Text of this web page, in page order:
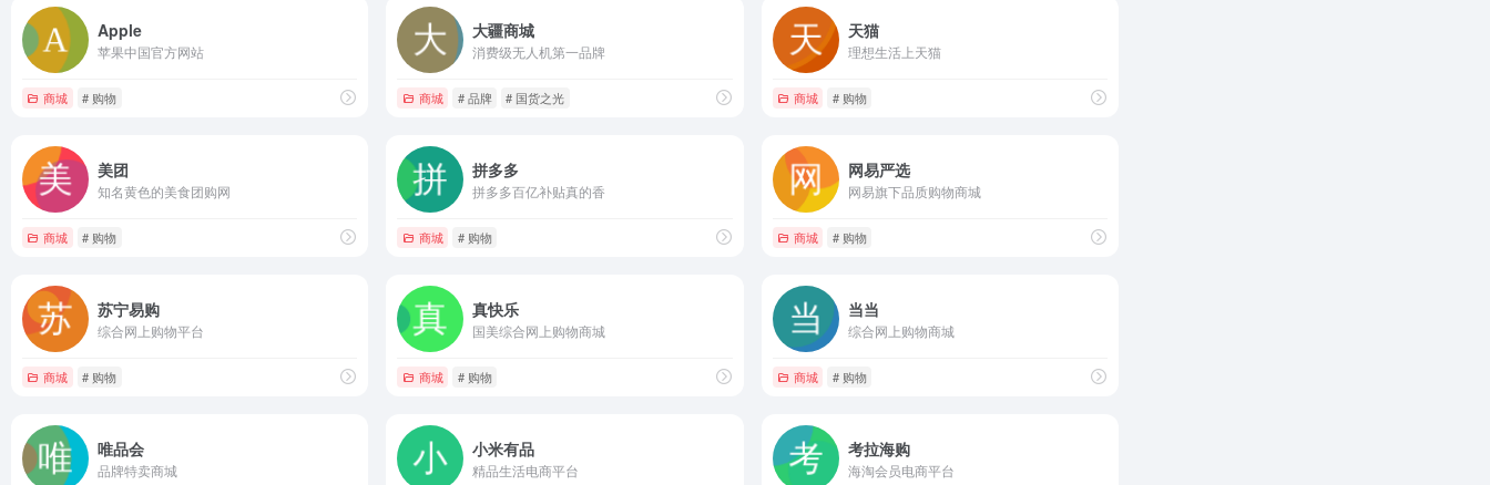
Apple
苹果中国官方网站
商城 # 购物
大疆商城
消费级无人机第一品牌
商城 # 品牌 # 国货之光
天猫
理想生活上天猫
商城 # 购物
美团
知名黄色的美食团购网
商城 # 购物
拼多多
拼多多百亿补贴真的香
商城 # 购物
网易严选
网易旗下品质购物商城
商城 # 购物
苏宁易购
综合网上购物平台
商城 # 购物
真快乐
国美综合网上购物商城
商城 # 购物
当当
综合网上购物商城
商城 # 购物
唯品会
品牌特卖商城
小米有品
精品生活电商平台
考拉海购
海淘会员电商平台